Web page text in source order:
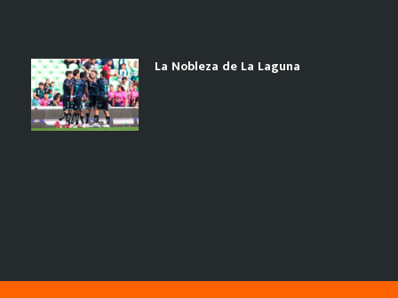
La Nobleza de La Laguna